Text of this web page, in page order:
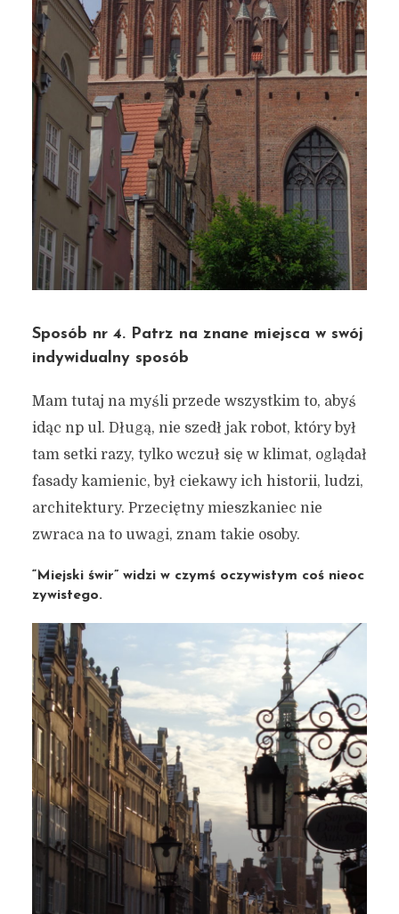
Sposób nr 4. Patrz na znane miejsca w swój
indywidualny sposób
Mam tutaj na myśli przede wszystkim to, abyś
idąc np ul. Długą, nie szedł jak robot, który był
tam setki razy, tylko wczuł się w klimat, oglądał
fasady kamienic, był ciekawy ich historii, ludzi,
architektury. Przeciętny mieszkaniec nie
zwraca na to uwagi, znam takie osoby.
“Miejski świr” widzi w czymś oczywistym coś nieoc
zywistego.